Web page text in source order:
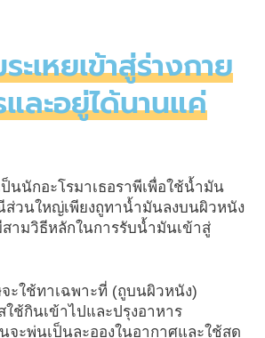
เหยเข้าสู่ร่างกาย
และอยู่ได้นานแค่
นนักอะโรมาเธอราพีเพื่อใช้น้ำมัน
ส่วนใหญ่เพียงถูทาน้ำมันลงบนผิวหนัง
ามวิธีหลักในการรับน้ำมันเข้าสู่
ะใช้ทาเฉพาะที่ (ถูบนผิวหนัง)
ใช้กินเข้าไปและปรุงอาหาร
จะพ่นเป็นละอองในอากาศและใช้สูด